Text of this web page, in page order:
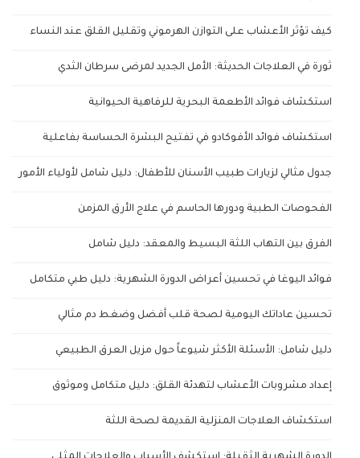
كيف تؤثر الأعشاب على التوازن الهرموني وتقليل القلق عند النساء
ثورة في العلاجات الحديثة: الأمل الجديد لمرضى سرطان الثدي
استكشاف فوائد الأطعمة البحرية للرفاهية الحيوانية
استكشاف فوائد الأفوكادو في تفتيح البشرة الحساسة بفاعلية
جدول مثالي لزيارات طبيب الأسنان للأطفال: دليل شامل لأولياء الأمور
الفحوصات الطبية ودورها الحاسم في علاج الأرق المزمن
الفرق بين التهاب اللثة البسيط والمعقد: دليل شامل
فوائد اليوغا في تحسين أعراض الدورة الشهرية: دليل طبي متكامل
تحسين عاداتك اليومية لصحة قلب أفضل وضغط دم مثالي
دليل شامل: الأسئلة الأكثر شيوعاً حول مزيل العرق الطبيعي
إعداد مشروبات الأعشاب لتهدئة القلق: دليل متكامل وموثوق
استكشاف العلاجات المنزلية القديمة لصحة اللثة